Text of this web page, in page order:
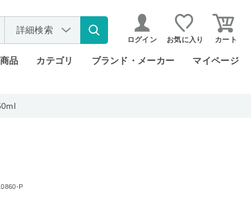
詳細検索
ログイン お気に入り カート
品 カテゴリ ブランド・メーカー マイページ
P